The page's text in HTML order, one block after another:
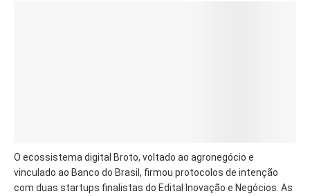
O ecossistema digital Broto, voltado ao agronegócio e
vinculado ao Banco do Brasil, firmou protocolos de intenção
com duas startups finalistas do Edital Inovação e Negócios. As